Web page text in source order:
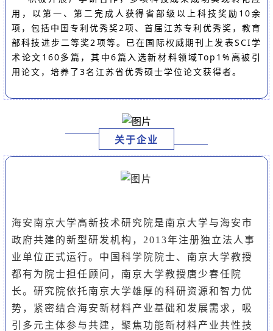
用，以第一、第二完成人获得省部级以上科技奖励10余
项，包括中国专利优秀奖2项、首届江苏专利优秀奖，教育
部科技进步二等奖2项等。已在国际权威期刊上发表SCI学
术论文160多篇，其中6篇入选新材料领域Top1%高被引
用论文，培养了3名江苏省优秀硕士学位论文获得者。
关于企业
海安南京大学高新技术研究院是南京大学与海安市
政府共建的新型研发机构，2013年注册独立法人事
业单位正式运行。中国科学院院士、南京大学教授
都有为院士担任顾问，南京大学教授唐少春任院
长。研究院依托南京大学雄厚的科研资源和智力优
势，紧密结合海安新材料产业基础和发展需求，吸
引多元主体参与共建，聚焦功能新材料产业共性技